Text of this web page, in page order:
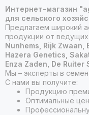
Интернет-магазин
для сельского
Предлагаем широкий
продукции от
Nunhems, Rijk Zwaan,
Hazera Genetics,
Enza Zaden, De Ruiter
Мы – эксперты в
С нами вы получите:
Продукцию
Оптимальные